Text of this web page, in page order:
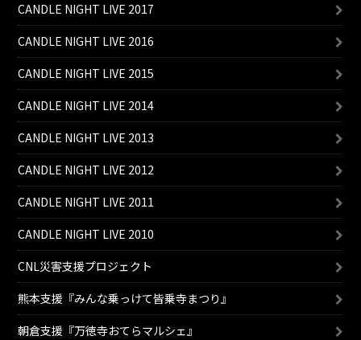
CANDLE NIGHT LIVE 2017
CANDLE NIGHT LIVE 2016
CANDLE NIGHT LIVE 2015
CANDLE NIGHT LIVE 2014
CANDLE NIGHT LIVE 2013
CANDLE NIGHT LIVE 2012
CANDLE NIGHT LIVE 2011
CANDLE NIGHT LIVE 2010
CNL災害支援プロジェクト
熊本支援『みんな乗っけて皆乗寺まつり』
朝倉支援『万徳寺おてらマルシェ』